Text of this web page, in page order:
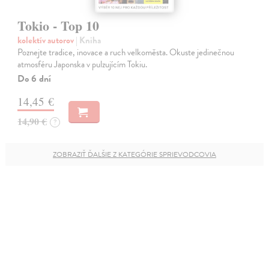
Tokio - Top 10
kolektív autorov| Kniha
Poznejte tradice, inovace a ruch velkoměsta. Okuste jedinečnou
atmosféru Japonska v pulzujícím Tokiu.
Do 6 dní
14,45 €
14,90 € ?
ZOBRAZIŤ ĎALŠIE Z KATEGÓRIE SPRIEVODCOVIA